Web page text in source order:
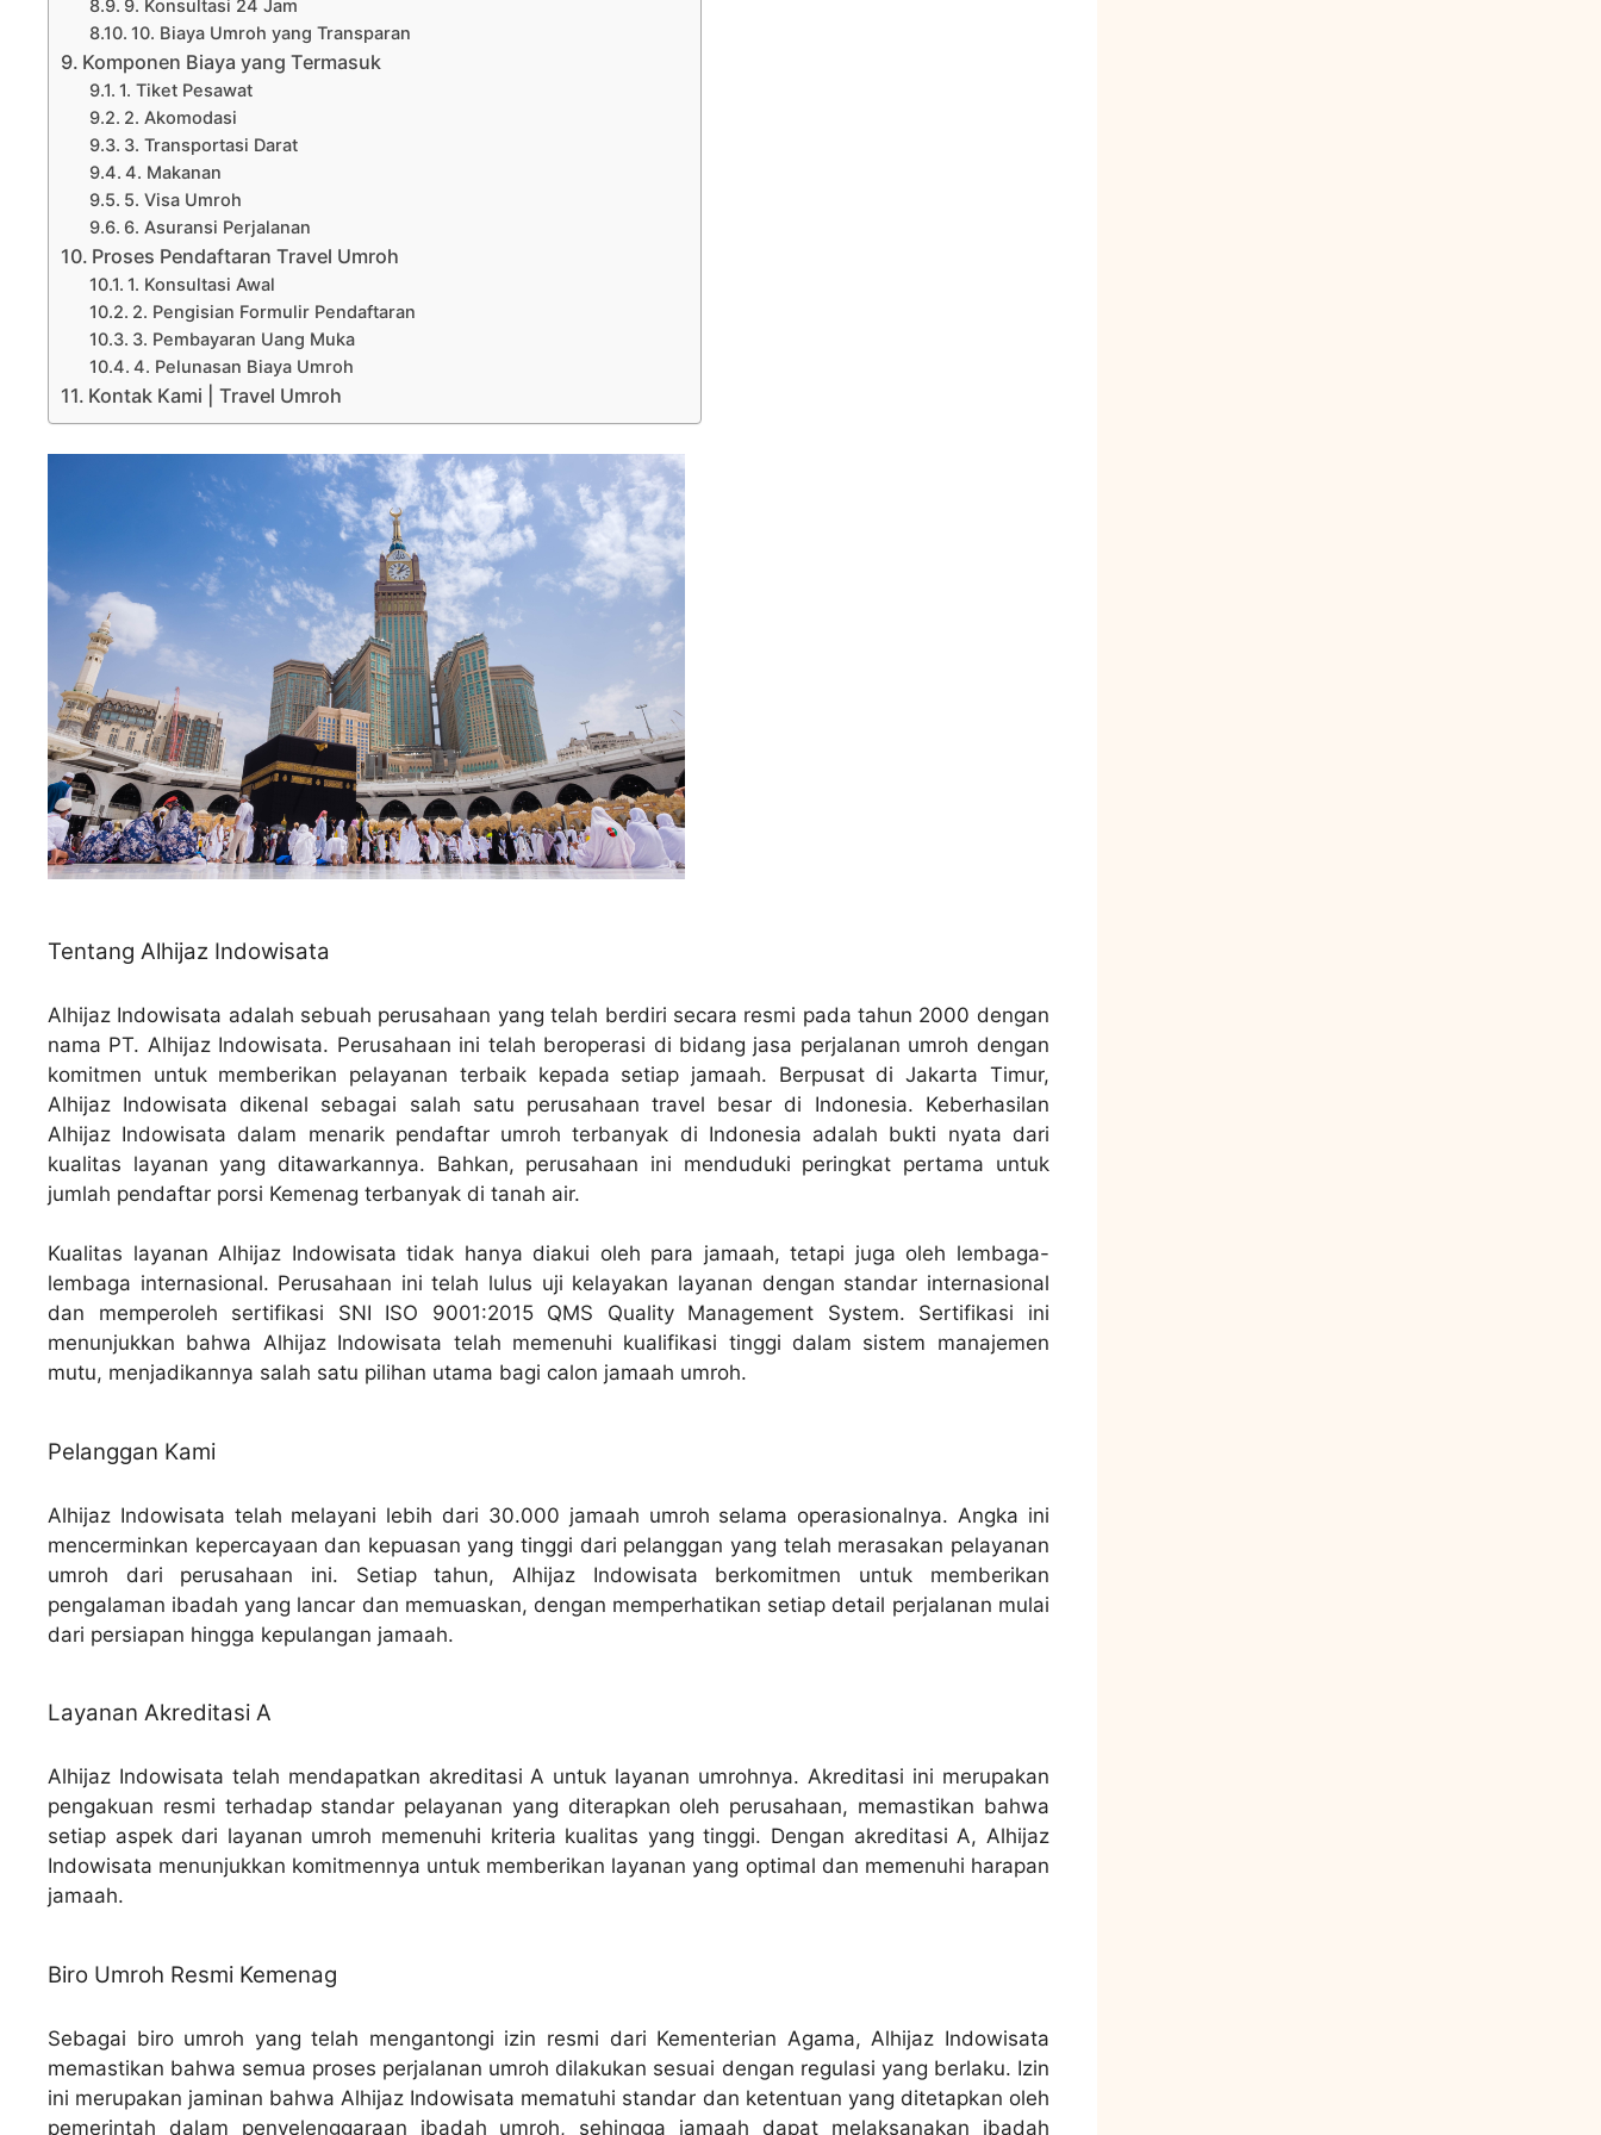
9. Konsultasi 24 Jam
10. Biaya Umroh yang Transparan
Komponen Biaya yang Termasuk
1. Tiket Pesawat
2. Akomodasi
3. Transportasi Darat
4. Makanan
5. Visa Umroh
6. Asuransi Perjalanan
Proses Pendaftaran Travel Umroh
1. Konsultasi Awal
2. Pengisian Formulir Pendaftaran
3. Pembayaran Uang Muka
4. Pelunasan Biaya Umroh
Kontak Kami | Travel Umroh
Tentang Alhijaz Indowisata
Alhijaz Indowisata adalah sebuah perusahaan yang telah berdiri secara resmi pada tahun 2000 dengan
nama PT. Alhijaz Indowisata. Perusahaan ini telah beroperasi di bidang jasa perjalanan umroh dengan
komitmen untuk memberikan pelayanan terbaik kepada setiap jamaah. Berpusat di Jakarta Timur,
Alhijaz Indowisata dikenal sebagai salah satu perusahaan travel besar di Indonesia. Keberhasilan
Alhijaz Indowisata dalam menarik pendaftar umroh terbanyak di Indonesia adalah bukti nyata dari
kualitas layanan yang ditawarkannya. Bahkan, perusahaan ini menduduki peringkat pertama untuk
jumlah pendaftar porsi Kemenag terbanyak di tanah air.
Kualitas layanan Alhijaz Indowisata tidak hanya diakui oleh para jamaah, tetapi juga oleh lembaga-
lembaga internasional. Perusahaan ini telah lulus uji kelayakan layanan dengan standar internasional
dan memperoleh sertifikasi SNI ISO 9001:2015 QMS Quality Management System. Sertifikasi ini
menunjukkan bahwa Alhijaz Indowisata telah memenuhi kualifikasi tinggi dalam sistem manajemen
mutu, menjadikannya salah satu pilihan utama bagi calon jamaah umroh.
Pelanggan Kami
Alhijaz Indowisata telah melayani lebih dari 30.000 jamaah umroh selama operasionalnya. Angka ini
mencerminkan kepercayaan dan kepuasan yang tinggi dari pelanggan yang telah merasakan pelayanan
umroh dari perusahaan ini. Setiap tahun, Alhijaz Indowisata berkomitmen untuk memberikan
pengalaman ibadah yang lancar dan memuaskan, dengan memperhatikan setiap detail perjalanan mulai
dari persiapan hingga kepulangan jamaah.
Layanan Akreditasi A
Alhijaz Indowisata telah mendapatkan akreditasi A untuk layanan umrohnya. Akreditasi ini merupakan
pengakuan resmi terhadap standar pelayanan yang diterapkan oleh perusahaan, memastikan bahwa
setiap aspek dari layanan umroh memenuhi kriteria kualitas yang tinggi. Dengan akreditasi A, Alhijaz
Indowisata menunjukkan komitmennya untuk memberikan layanan yang optimal dan memenuhi harapan
jamaah.
Biro Umroh Resmi Kemenag
Sebagai biro umroh yang telah mengantongi izin resmi dari Kementerian Agama, Alhijaz Indowisata
memastikan bahwa semua proses perjalanan umroh dilakukan sesuai dengan regulasi yang berlaku. Izin
ini merupakan jaminan bahwa Alhijaz Indowisata mematuhi standar dan ketentuan yang ditetapkan oleh
pemerintah dalam penyelenggaraan ibadah umroh, sehingga jamaah dapat melaksanakan ibadah